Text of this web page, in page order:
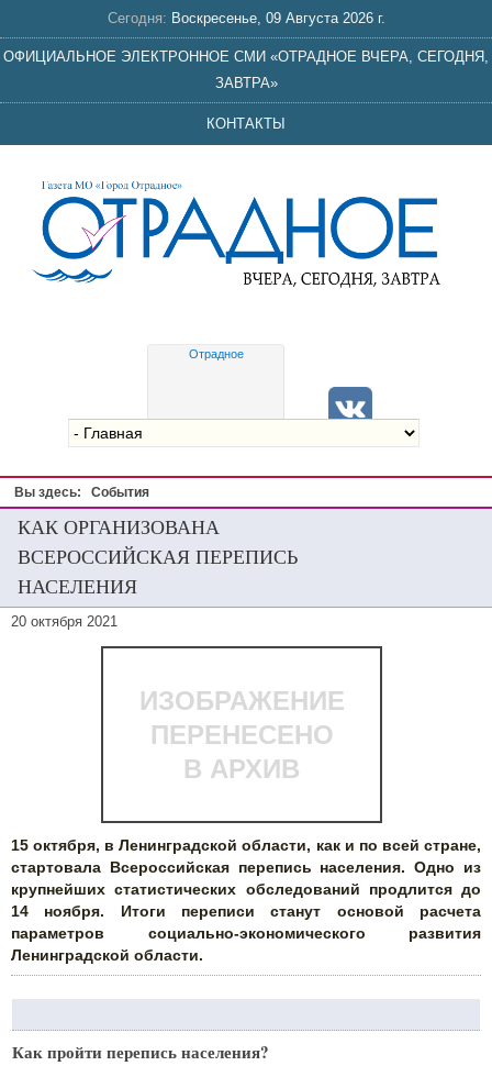
Сегодня: Воскресенье, 09 Августа 2026 г.
ОФИЦИАЛЬНОЕ ЭЛЕКТРОННОЕ СМИ «ОТРАДНОЕ ВЧЕРА, СЕГОДНЯ,
ЗАВТРА»
КОНТАКТЫ
Отрадное
Вы здесь: События
КАК ОРГАНИЗОВАНА
ВСЕРОССИЙСКАЯ ПЕРЕПИСЬ
НАСЕЛЕНИЯ
20 октября 2021
ИЗОБРАЖЕНИЕ
ПЕРЕНЕСЕНО
В АРХИВ
15 октября, в Ленинградской области, как и по всей стране,
стартовала Всероссийская перепись населения. Одно из
крупнейших статистических обследований продлится до
14 ноября. Итоги переписи станут основой расчета
параметров социально-экономического развития
Ленинградской области.
Как пройти перепись населения?